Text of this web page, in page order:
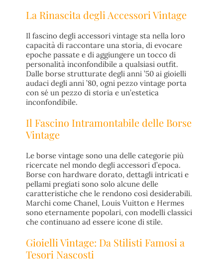
La Rinascita degli Accessori Vintage
Il fascino degli accessori vintage sta nella loro
capacità di raccontare una storia, di evocare
epoche passate e di aggiungere un tocco di
personalità inconfondibile a qualsiasi outfit.
Dalle borse strutturate degli anni ’50 ai gioielli
audaci degli anni ’80, ogni pezzo vintage porta
con sé un pezzo di storia e un’estetica
inconfondibile.
Il Fascino Intramontabile delle Borse
Vintage
Le borse vintage sono una delle categorie più
ricercate nel mondo degli accessori d’epoca.
Borse con hardware dorato, dettagli intricati e
pellami pregiati sono solo alcune delle
caratteristiche che le rendono così desiderabili.
Marchi come Chanel, Louis Vuitton e Hermes
sono eternamente popolari, con modelli classici
che continuano ad essere icone di stile.
Gioielli Vintage: Da Stilisti Famosi a
Tesori Nascosti